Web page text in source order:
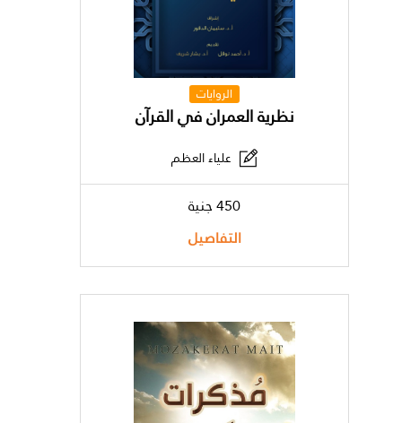
الروايات
نظرية العمران في القرآن
علياء العظم
450 جنية
التفاصيل